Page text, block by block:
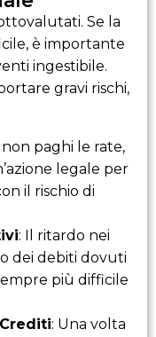
Se la
è importante
ingestibile.
gravi rischi,
non paghi le rate,
legale per
il rischio di
: Il ritardo nei
dei debiti dovuti
più difficile
: Una volta